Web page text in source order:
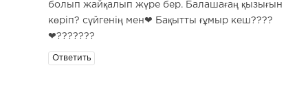
болып жайқалып жүре бер. Балашағаң қызығын
көріп? сүйгенің мен❤ Бақытты ғұмыр кеш????
❤???????
Ответить